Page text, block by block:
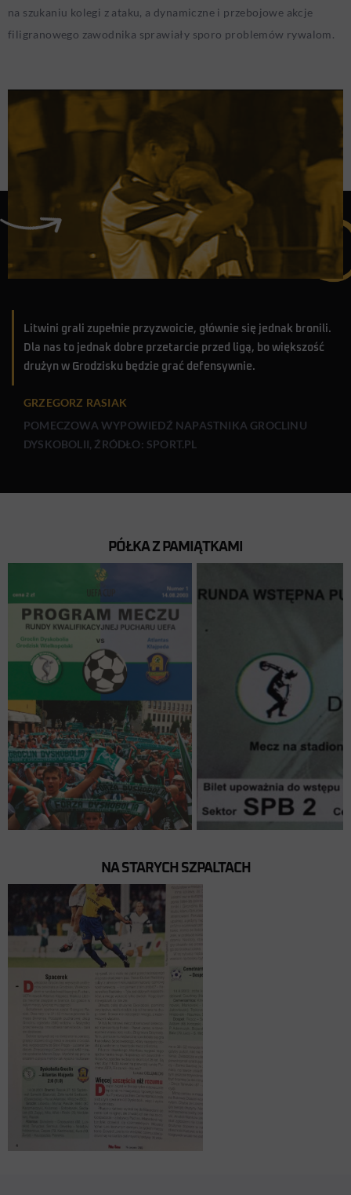
na szukaniu kolegi z ataku, a dynamiczne i przebojowe akcje
filigranowego zawodnika sprawiały sporo problemów rywalom.
Litwini grali zupełnie przyzwoicie, głównie się jednak bronili.
Dla nas to jednak dobre przetarcie przed ligą, bo większość
drużyn w Grodzisku będzie grać defensywnie.
GRZEGORZ RASIAK
POMECZOWA WYPOWIEDŹ NAPASTNIKA GROCLINU
DYSKOBOLII, ŹRÓDŁO: SPORT.PL
PÓŁKA Z PAMIĄTKAMI
NA STARYCH SZPALTACH